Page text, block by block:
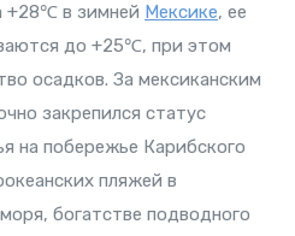
+28℃ в зимней Мексике, ее
до +25℃, при этом
осадков. За мексиканским
закрепился статус
на побережье Карибского
пляжей в
богатстве подводного